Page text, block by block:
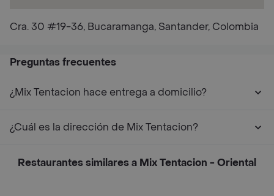
Cra. 30 #19-36, Bucaramanga, Santander, Colombia
Preguntas frecuentes
¿Mix Tentacion hace entrega a domicilio?
¿Cuál es la dirección de Mix Tentacion?
Restaurantes similares a Mix Tentacion - Oriental